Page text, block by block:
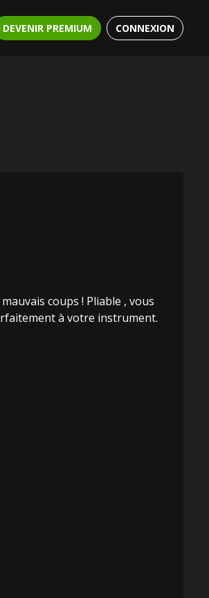
DEVENIR PREMIUM CONNEXION
coups ! Pliable , vous
à votre instrument.